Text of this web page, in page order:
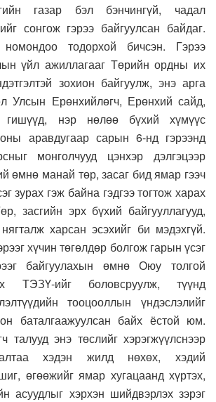
газар бэл бэнчингүй, чадал
сонгож гэрээ байгуулсан байдаг.
тодорхой бичсэн. Гэрээ
үйл ажиллагааг Төрийн ордны их
зохион байгуулж, энэ арга
Улсын Ерөнхийлөгч, Ерөнхий сайд,
нэр нөлөө бүхий хүмүүс
аравдугаар сарын 6-нд гэрээнд
монголчууд цэнхэр дэлгэцээр
өмнө манай төр, засаг бид ямар гээч
зурах гэж байна гэдгээ тогтож харах
засгийн эрх бүхий байгууллагууд,
харсан эсэхийг би мэдэхгүй.
хүчин төгөлдөр болгож гарын үсэг
байгуулахын өмнө Оюу толгой
ТЭЗҮ-ийг боловсруулж, түүнд
тооцооллын үндэслэлийг
баталгаажуулсан байх ёстой юм.
талууд энэ төслийг хэрэгжүүлснээр
хэдэн жилд нөхөх, хэдий
өгөөжийг ямар хугацаанд хүртэх,
асуудлыг хэрхэн шийдвэрлэх зэрэг